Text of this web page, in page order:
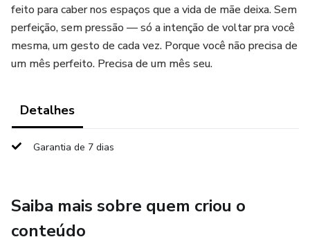
feito para caber nos espaços que a vida de mãe deixa. Sem
perfeição, sem pressão — só a intenção de voltar pra você
mesma, um gesto de cada vez. Porque você não precisa de
um mês perfeito. Precisa de um mês seu.
Detalhes
Garantia de 7 dias
Saiba mais sobre quem criou o
conteúdo